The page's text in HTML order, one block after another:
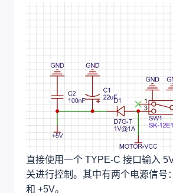
直接使用一个 TYPE-C 接口输入
关进行控制。其中有两个电源信号
和 +5V。